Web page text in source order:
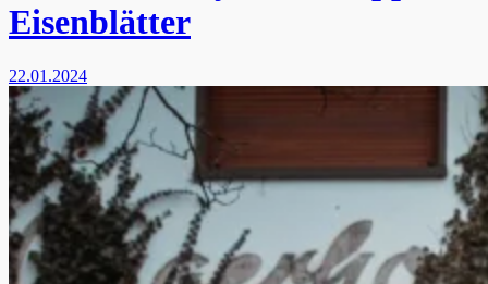
Eisenblätter
22.01.2024